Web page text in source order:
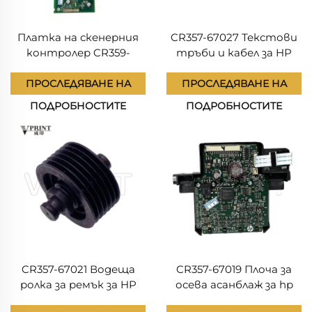
Платка на скенерния
контролер CR359-
T2500, резервни части
за плотер, основна
платка
ПРОСЛЕДЯВАНЕ НА
ПОДРОБНОСТИТЕ
CR357-67027 Текстови
тръби и кабел за HP
T1500 T1530 T1600 T2500
T2600 T3500 Плотови
части Оригинални
ПРОСЛЕДЯВАНЕ НА
ПОДРОБНОСТИТЕ
CR357-67021 Водеща
ролка за ремък за HP
CR357-67019 Плоча за
осева асанблаж за hp